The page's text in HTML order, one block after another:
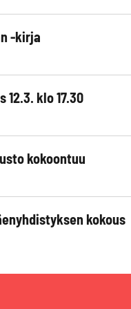
-kirja
12.3. klo 17.30
kokoontuu
kokous